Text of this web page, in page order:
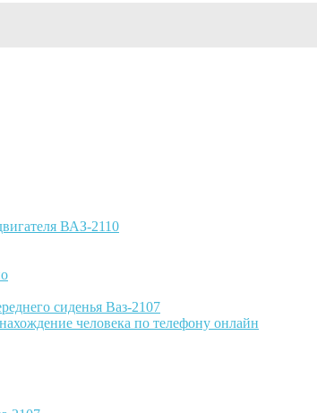
ВАЗ-2110
сиденья Ваз-2107
человека по телефону онлайн